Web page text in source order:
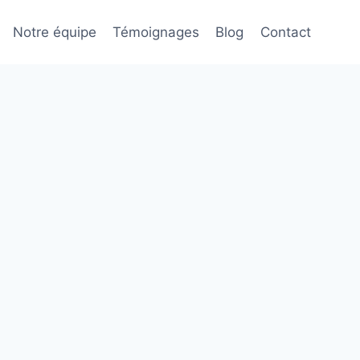
Notre équipe Témoignages Blog Contact